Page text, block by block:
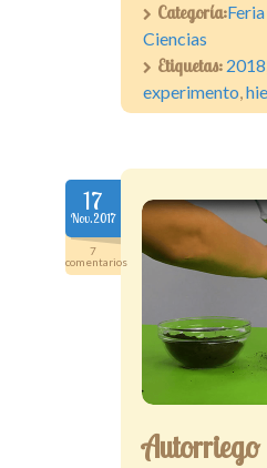
Categoría:
Ciencias
Etiquetas: 2018
experimento,
17
Nov.2017
7
comentarios
Autorriego